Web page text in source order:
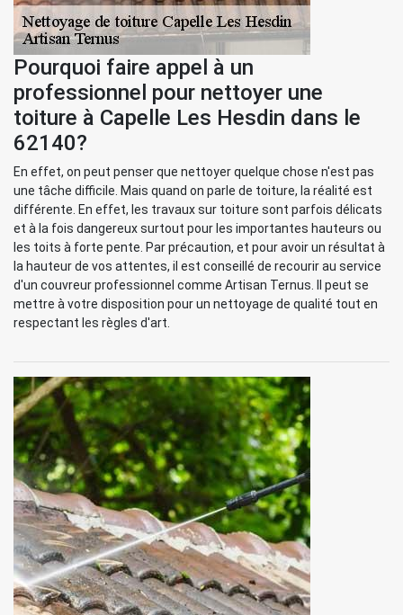
Pourquoi faire appel à un
professionnel pour nettoyer une
toiture à Capelle Les Hesdin dans le
62140?
En effet, on peut penser que nettoyer quelque chose n'est pas
une tâche difficile. Mais quand on parle de toiture, la réalité est
différente. En effet, les travaux sur toiture sont parfois délicats
et à la fois dangereux surtout pour les importantes hauteurs ou
les toits à forte pente. Par précaution, et pour avoir un résultat à
la hauteur de vos attentes, il est conseillé de recourir au service
d'un couvreur professionnel comme Artisan Ternus. Il peut se
mettre à votre disposition pour un nettoyage de qualité tout en
respectant les règles d'art.